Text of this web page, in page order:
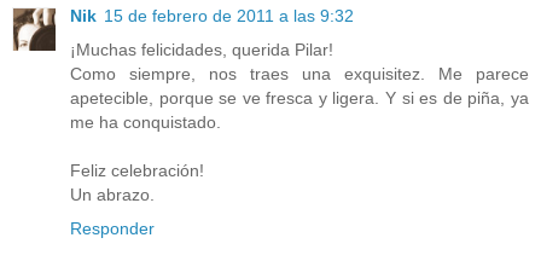
Nik 15 de febrero de 2011 a las 9:32
¡Muchas felicidades, querida Pilar!
Como siempre, nos traes una exquisitez. Me parece
apetecible, porque se ve fresca y ligera. Y si es de piña, ya
me ha conquistado.
Feliz celebración!
Un abrazo.
Responder